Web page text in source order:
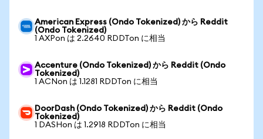
American Express (Ondo Tokenized) から Reddit
(Ondo Tokenized)
1 AXPon は 2.2640 RDDTon に相当
Accenture (Ondo Tokenized) から Reddit (Ondo
Tokenized)
1 ACNon は 1.1281 RDDTon に相当
DoorDash (Ondo Tokenized) から Reddit (Ondo
Tokenized)
1 DASHon は 1.2918 RDDTon に相当